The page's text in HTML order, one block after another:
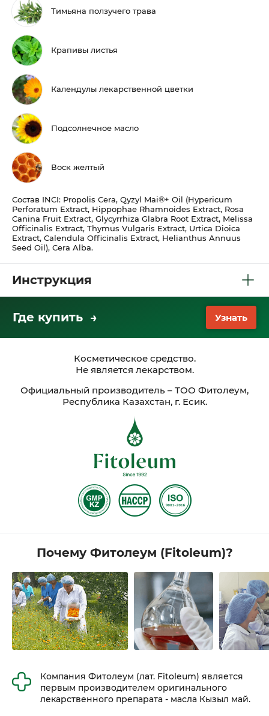
Тимьяна ползучего трава
Крапивы листья
Календулы лекарственной цветки
Подсолнечное масло
Воск желтый
Состав INCI: Propolis Cera, Qyzyl Mai®+ Oil (Hypericum
Perforatum Extract, Hippophae Rhamnoides Extract, Rosa
Canina Fruit Extract, Glycyrrhiza Glabra Root Extract, Melissa
Officinalis Extract, Thymus Vulgaris Extract, Urtica Dioica
Extract, Calendula Officinalis Extract, Helianthus Annuus
Seed Oil), Cera Alba.
Инструкция
Где купить → Узнать
Косметическое средство.
Не является лекарством.
Официальный производитель – ТОО Фитолеум,
Республика Казахстан, г. Есик.
Почему Фитолеум (Fitoleum)?
Компания Фитолеум (лат. Fitoleum) является
первым производителем оригинального
лекарственного препарата - масла Кызыл май.